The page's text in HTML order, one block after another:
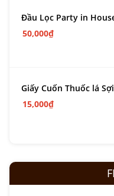
Đầu Lọc Party in
50,000₫
Giấy Cuốn Thuốc lá
15,000₫